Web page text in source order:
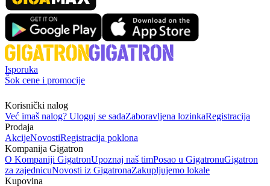
Isporuka
Šok cene i promocije
Korisnički nalog
Već imaš nalog? Uloguj se sadaZaboravljena lozinkaRegistracija
Prodaja
AkcijeNovostiRegistracija poklona
Kompanija Gigatron
O Kompaniji GigatronUpoznaj naš timPosao u GigatronuGigatron
za zajednicuNovosti iz GigatronaZakupljujemo lokale
Kupovina